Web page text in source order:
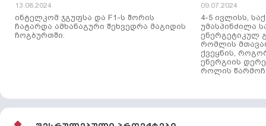
13.08.2024
ინტელკომ ჯგუფსა და F1-ს შორის
ჩატარდა ამხანაგური შეხვედრა მაგიდის
ჩოგბურთში.
09.07.2024
4-5 ივლისს,
უმასპინძილა
ენერგეტიკულ
რომლის
ქვეყნის,
ენერგიის
როლის